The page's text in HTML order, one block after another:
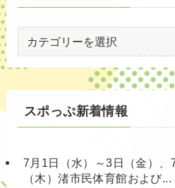
別
スポっぷ新着情報
7月1日（水）～3日（金）、
（木）渚市民体育館および...